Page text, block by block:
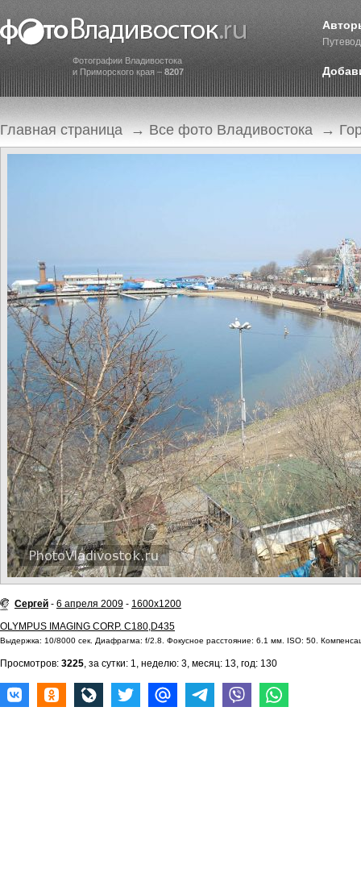
Фотографии Владивостока
и Приморского края – 8207
Главная страница → Все фото Владивостока →
Сергей - 6 апреля 2009 - 1600x1200
OLYMPUS IMAGING CORP. C180,D435
Выдержка: 10/8000 сек. Диафрагма: f/2.8. Фокусное расстояние: 6.1 мм. ISO: 50.
Просмотров: 3225, за сутки: 1, неделю: 3, месяц: 13, год: 130